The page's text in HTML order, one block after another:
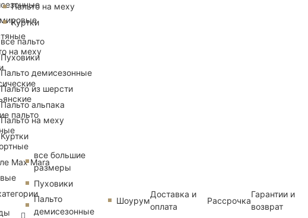
на меху
пальто
Max Mara
Пальто на меху
Куртки
все пальто
Пуховики
Пальто демисезонные
Пальто из шерсти
Пальто альпака
Пальто на меху
Куртки
все большие
размеры
Пуховики
Пальто
демисезонные
Шоурум
Доставка и
оплата
Рассрочка
Гарантии и
возврат